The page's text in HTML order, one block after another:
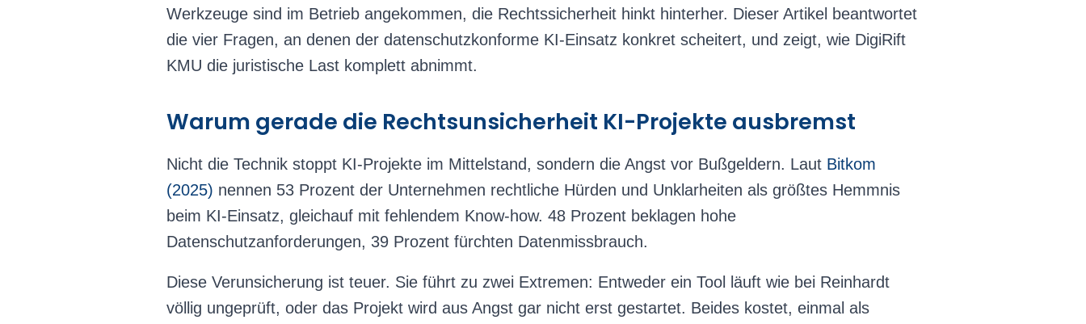
Werkzeuge sind im Betrieb angekommen, die Rechtssicherheit hinkt hinterher. Dieser Artikel beantwortet
die vier Fragen, an denen der datenschutzkonforme KI-Einsatz konkret scheitert, und zeigt, wie DigiRift
KMU die juristische Last komplett abnimmt.
Warum gerade die Rechtsunsicherheit KI-Projekte ausbremst
Nicht die Technik stoppt KI-Projekte im Mittelstand, sondern die Angst vor Bußgeldern. Laut Bitkom
(2025) nennen 53 Prozent der Unternehmen rechtliche Hürden und Unklarheiten als größtes Hemmnis
beim KI-Einsatz, gleichauf mit fehlendem Know-how. 48 Prozent beklagen hohe
Datenschutzanforderungen, 39 Prozent fürchten Datenmissbrauch.
Diese Verunsicherung ist teuer. Sie führt zu zwei Extremen: Entweder ein Tool läuft wie bei Reinhardt
völlig ungeprüft, oder das Projekt wird aus Angst gar nicht erst gestartet. Beides kostet, einmal als